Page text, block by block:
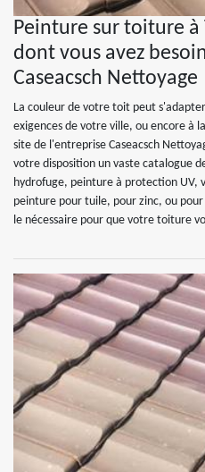
Peinture sur toiture à
dont vous avez
Caseacsch Nettoyage
La couleur de votre toit peut
exigences de votre ville, ou encore à
site de l'entreprise Caseacsch
votre disposition un vaste catalogue
hydrofuge, peinture à protection UV,
peinture pour tuile, pour zinc, ou
le nécessaire pour que votre toiture